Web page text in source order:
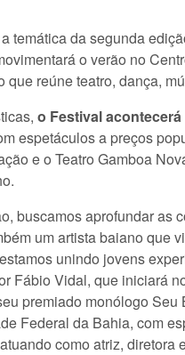
temática da segunda
o verão no
que reúne teatro, dança,
o Festival
espetáculos a preços
e o Teatro Gamboa
buscamos aprofundar as
um artista baiano que
unindo jovens
Fábio Vidal, que iniciará
premiado monólogo
Federal da Bahia, com
como atriz, diretora